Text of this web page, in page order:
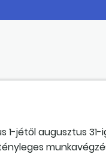
1-jétől augusztus 31-
vennünk